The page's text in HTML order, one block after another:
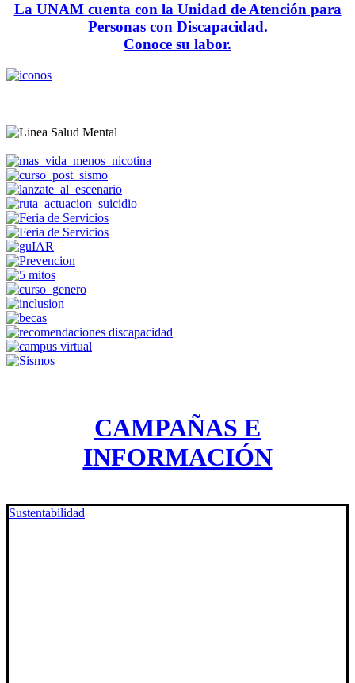
La UNAM cuenta con la Unidad de Atención para
Personas con Discapacidad.
Conoce su labor.
CAMPAÑAS E
INFORMACIÓN
Sustentabilidad